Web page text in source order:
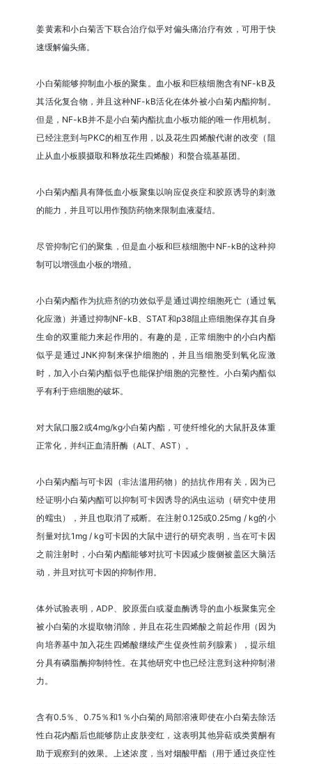
姜黄素和小白菊舌下联合治疗似乎对偏头痛治疗有效，可用于快
速缓解偏头痛。
小白菊能够抑制血小板的聚集。血小板和巨核细胞含有NF-kB及
其活化复合物，并且这种NF-kB活化在体外被小白菊内酯抑制。
但是，NF-kB并不是小白菊内酯抗血小板功能的唯一作用机制。
已经注意到与PKC的相互作用，以及花生四烯酸代谢的改变（阻
止从血小板膜摄取和释放花生四烯酸）和螯合巯基基团。
小白菊内酯具有降低血小板聚集以响应促炎症和胶原诱导的刺激
的能力，并且可以用作预防药物来限制血液凝结。
尽管抑制它们的聚集，但是血小板和巨核细胞中NF-kB的这种抑
制可以增强血小板的增殖。
小白菊内酯作为抗癌剂的功效似乎是通过调控细胞死亡（通过氧
化应激）并通过抑制NF-kB、STAT和p38阻止癌细胞保存其自身
生命的双重能力来起作用的。有趣的是，正常细胞中的小白内酯
似乎是通过JNK抑制来保护细胞的，并且当细胞受到氧化应激
时，加入小白菊内酯似乎也能保护细胞的完整性。小白菊内酯似
乎有利于癌细胞的破坏。
对大鼠口服2或4mg/kg小白菊内酯，可使纤维化的大鼠肝及体重
正常化，并纠正血清肝酶（ALT、AST）。
小白菊内酯与可卡因（非法滥用药物）的拮抗作用有关，因为已
经证明小白菊内酯可以抑制可卡因诱导的涡虫运动（研究中使用
的蠕虫），并且也取消了戒断。在注射0.125或0.25mg / kg的小
剂量对抗1mg / kg可卡因的大鼠中进行的研究表明，当在可卡因
之前注射时，小白菊内酯能够对抗可卡因减少腹侧被盖区大脑活
动，并且对抗可卡因的抑制作用。
体外试验表明，ADP、胶原蛋白或凝血酶诱导的血小板聚集完全
被小白菊的水提取物消除，并且在花生四烯酸之前起作用（因为
向培养基中加入花生四烯酸继续产生促炎性前列腺素），提示组
分具有磷脂酶抑制特性。在其他研究中也已经注意到这种抑制潜
力。
含有0.5％、0.75％和1％小白菊的局部溶液即使在小白菊去除活
性白花内酯后也能够防止皮肤变红，这表明其他异萜或类黄酮有
助于观察到的效果。上述浓度，当对烟酸甲酯（用于通过炎症性